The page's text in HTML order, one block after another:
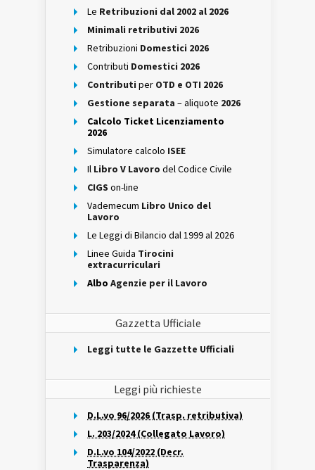
Le Retribuzioni dal 2002 al 2026
Minimali retributivi 2026
Retribuzioni Domestici 2026
Contributi Domestici 2026
Contributi per OTD e OTI 2026
Gestione separata – aliquote 2026
Calcolo Ticket Licenziamento
2026
Simulatore calcolo ISEE
Il Libro V Lavoro del Codice Civile
CIGS on-line
Vademecum Libro Unico del
Lavoro
Le Leggi di Bilancio dal 1999 al 2026
Linee Guida Tirocini
extracurriculari
Albo Agenzie per il Lavoro
Gazzetta Ufficiale
Leggi tutte le Gazzette Ufficiali
Leggi più richieste
D.L.vo 96/2026 (Trasp. retributiva)
L. 203/2024 (Collegato Lavoro)
D.L.vo 104/2022 (Decr.
Trasparenza)